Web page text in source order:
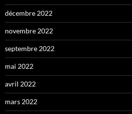
décembre 2022
novembre 2022
septembre 2022
mai 2022
avril 2022
mars 2022